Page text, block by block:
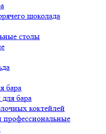
шоколада
столы
бара
бара
коктейлей